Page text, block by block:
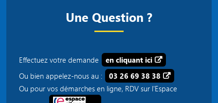
Une Question ?
Effectuez votre demande
en cliquant ici
Ou bien appelez-nous au :
03 26 69 38 38
Ou pour vos démarches en ligne, RDV sur l'Espace